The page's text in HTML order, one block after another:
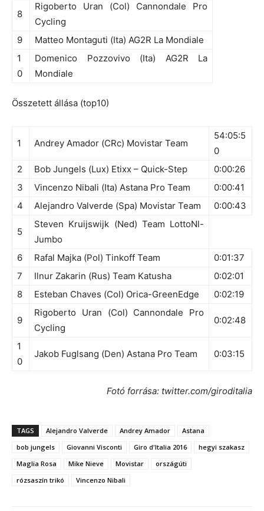
8
Rigoberto Uran (Col) Cannondale Pro
Cycling
9
Matteo Montaguti (Ita) AG2R La Mondiale
1
0
Domenico Pozzovivo (Ita) AG2R La
Mondiale
Összetett állása (top10)
1 Andrey Amador (CRc) Movistar Team
54:05:5
0
2
Bob Jungels (Lux) Etixx – Quick-Step
0:00:26
3
Vincenzo Nibali (Ita) Astana Pro Team
0:00:41
4
Alejandro Valverde (Spa) Movistar Team 0:00:43
5
Steven Kruijswijk (Ned) Team LottoNl-
Jumbo
6
Rafal Majka (Pol) Tinkoff Team
0:01:37
7
Ilnur Zakarin (Rus) Team Katusha
0:02:01
8
Esteban Chaves (Col) Orica-GreenEdge 0:02:19
9
Rigoberto Uran (Col) Cannondale Pro
Cycling
0:02:48
1
0
Jakob Fuglsang (Den) Astana Pro Team 0:03:15
Fotó forrása: twitter.com/giroditalia
TAGS Alejandro Valverde Andrey Amador
Astana
bob jungels
Giovanni Visconti Giro d'Italia 2016
hegyi szakasz
Maglia Rosa
Mike Nieve Movistar
országúti
rózsaszín trikó
Vincenzo Nibali